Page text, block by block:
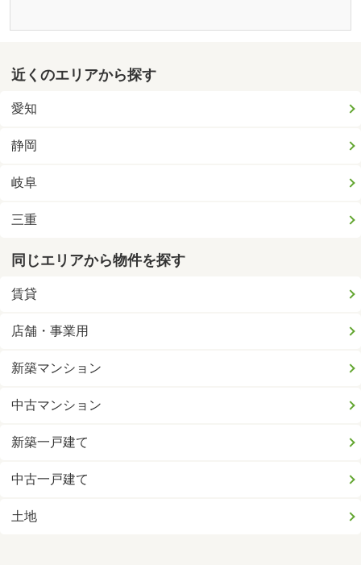
近くのエリアから探す
愛知
静岡
岐阜
三重
同じエリアから物件を探す
賃貸
店舗・事業用
新築マンション
中古マンション
新築一戸建て
中古一戸建て
土地